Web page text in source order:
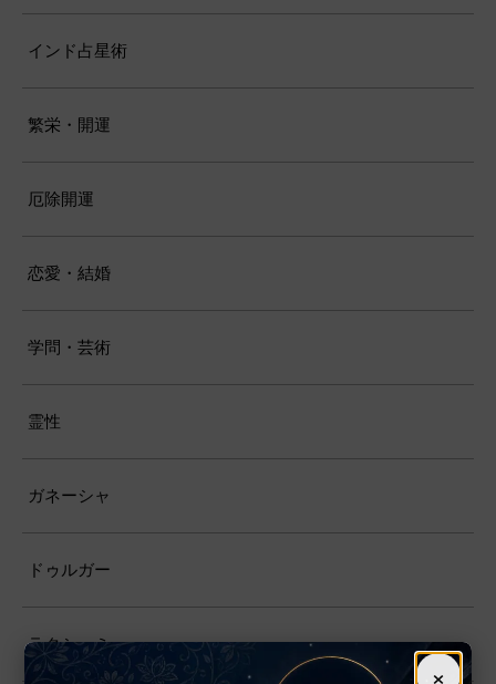
インド占星術
繁栄・開運
厄除開運
恋愛・結婚
学問・芸術
霊性
ガネーシャ
ドゥルガー
ラクシュミー
×